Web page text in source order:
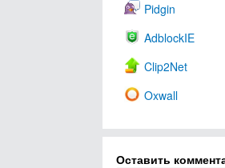
Pidgin
AdblockIE
Clip2Net
Oxwall
Оставить